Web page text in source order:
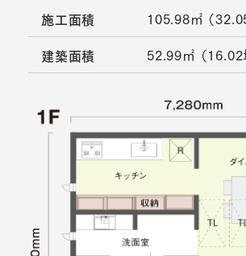
施工面積 105.98㎡ （
建築面積 52.99㎡ （16.02